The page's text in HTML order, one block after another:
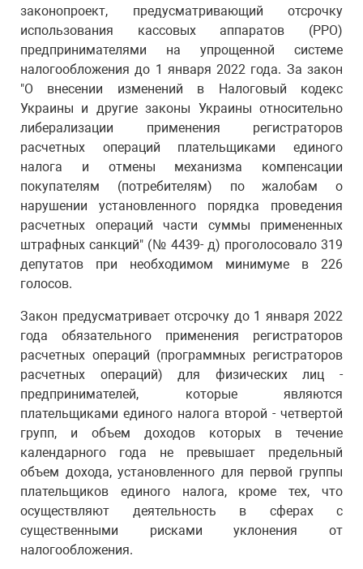
законопроект, предусматривающий отсрочку
использования кассовых аппаратов (РРО)
предпринимателями на упрощенной системе
налогообложения до 1 января 2022 года. За закон
"О внесении изменений в Налоговый кодекс
Украины и другие законы Украины относительно
либерализации применения регистраторов
расчетных операций плательщиками единого
налога и отмены механизма компенсации
покупателям (потребителям) по жалобам о
нарушении установленного порядка проведения
расчетных операций части суммы примененных
штрафных санкций" (№ 4439- д) проголосовало 319
депутатов при необходимом минимуме в 226
голосов.
Закон предусматривает отсрочку до 1 января 2022
года обязательного применения регистраторов
расчетных операций (программных регистраторов
расчетных операций) для физических лиц -
предпринимателей, которые являются
плательщиками единого налога второй - четвертой
групп, и объем доходов которых в течение
календарного года не превышает предельный
объем дохода, установленного для первой группы
плательщиков единого налога, кроме тех, что
осуществляют деятельность в сферах с
существенными рисками уклонения от
налогообложения.